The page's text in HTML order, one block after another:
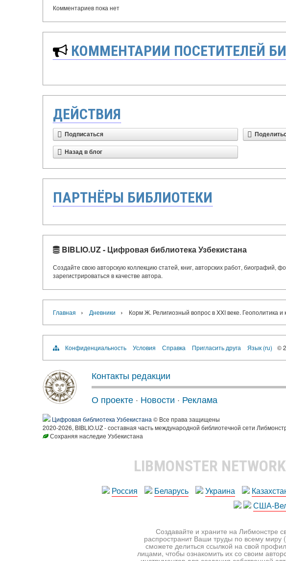
Комментариев пока нет
КОММЕНТАРИИ ПОСЕТИТЕЛЕЙ
ДЕЙСТВИЯ
Подписаться
Назад в блог
ПАРТНЁРЫ БИБЛИОТЕКИ
BIBLIO.UZ - Цифровая библиотека Узбекистана
Создайте свою авторскую коллекцию статей, книг, авторских работ, биографий,
зарегистрироваться в качестве автора.
Главная › Дневники › Корм Ж. Религиозный вопрос в XXI веке. Геополитика и
Конфиденциальность Условия Справка Пригласить друга Язык (ru) ©
Контакты редакции
О проекте · Новости · Реклама
Цифровая библиотека Узбекистана © Все права защищены
2020-2026, BIBLIO.UZ - составная часть международной библиотечной сети
Сохраняя наследие Узбекистана
LIBMONSTER NETWORK
Россия Беларусь Украина
США-
Создавайте и храните на Либмонстре
распространит Ваши труды по всему миру
сможете делиться ссылкой на свой
лицами, чтобы ознакомить их со своим